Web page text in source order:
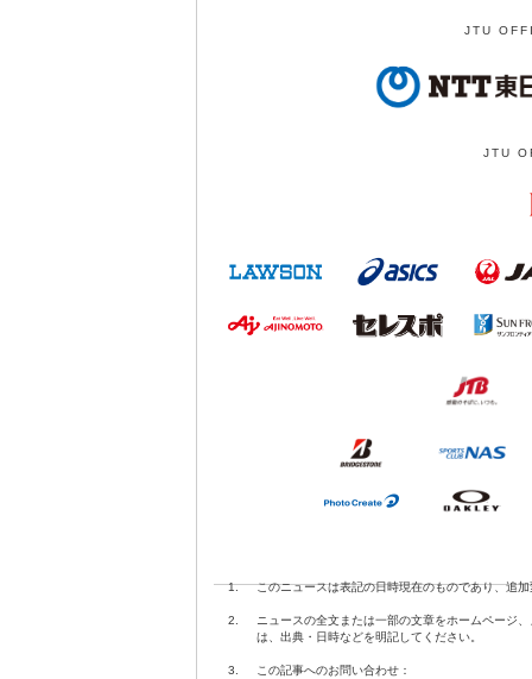
JTU
JTU
1. このニュースは表記の日時現在のものであり、追
2.
ニュースの全文または一部の文章をホームページ
は、出典・日時などを明記してください。
3.
この記事へのお問い合わせ：